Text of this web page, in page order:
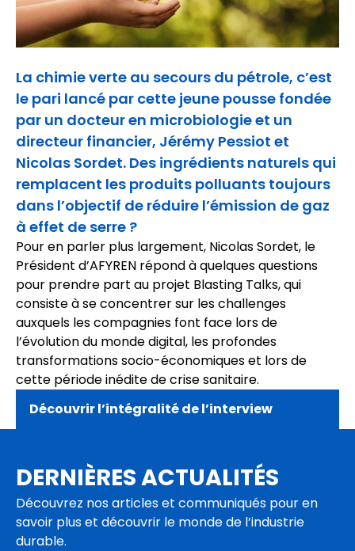
La chimie verte au secours du pétrole, c’est
le pari lancé par cette jeune pousse fondée
par un docteur en microbiologie et un
directeur financier, Jérémy Pessiot et
Nicolas Sordet. Des ingrédients naturels qui
remplacent les produits polluants toujours
dans l’objectif de réduire l’émission de gaz
à effet de serre ?
Pour en parler plus largement, Nicolas Sordet, le
Président d’AFYREN répond à quelques questions
pour prendre part au projet Blasting Talks, qui
consiste à se concentrer sur les challenges
auxquels les compagnies font face lors de
l’évolution du monde digital, les profondes
transformations socio-économiques et lors de
cette période inédite de crise sanitaire.
Découvrir l’intégralité de l’interview
DERNIÈRES ACTUALITÉS
Découvrez nos articles et communiqués pour en
savoir plus et découvrir le monde de l’industrie
durable.